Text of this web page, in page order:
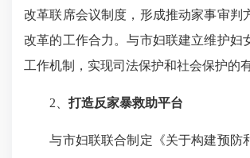
改革联席会议制度，形成推动家事审判
改革的工作合力。与市妇联建立维护妇
工作机制，实现司法保护和社会保护的
2、 打造反家暴救助平台
与市妇联联合制定《关于构建预防